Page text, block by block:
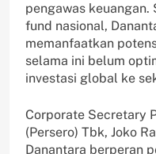
pengawas keuangan.
fund nasional,
memanfaatkan
selama ini belum
investasi global ke
Corporate Secretary
(Persero) Tbk, Joko
Danantara berperan